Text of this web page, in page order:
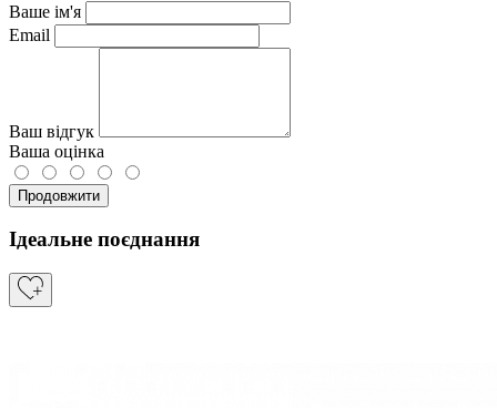
Ваше ім'я
Email
Ваш відгук
Ваша оцінка
Продовжити
Ідеальне поєднання